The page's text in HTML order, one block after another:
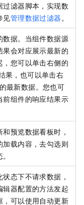
滤器脚本，实现数
见管理数据过滤器。
数据。当组件数据源
会对应展示最新的
您可以单击右侧的
果，也可以单击右
最新数据。您也可
前组件的响应结果示
预览数据看板时，
载内容，去勾选则
态下不请求数据，
器配置的方法发起
，可以使用自动更新